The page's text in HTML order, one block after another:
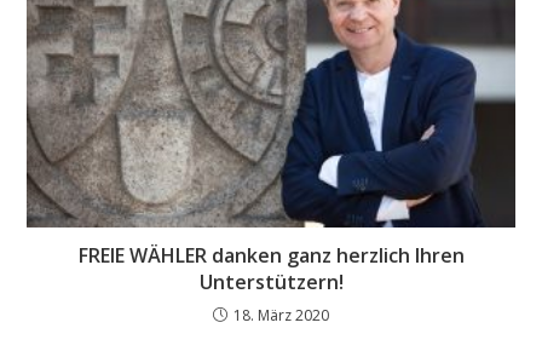
FREIE WÄHLER danken ganz herzlich Ihren
Unterstützern!
18. März 2020